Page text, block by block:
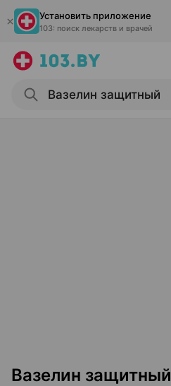
Установить приложение
103: поиск лекарств и врачей
Вазелин